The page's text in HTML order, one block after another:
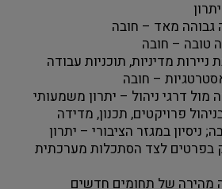
גבוהה מאד – חובה
טובה – חובה
– חובה
מול דרגי ניהול – יתרון משמעותי
ניסיון במגזר הציבורי – יתרון
יכולת לעסוק בפרטים לצד הסתכלות מערכתית